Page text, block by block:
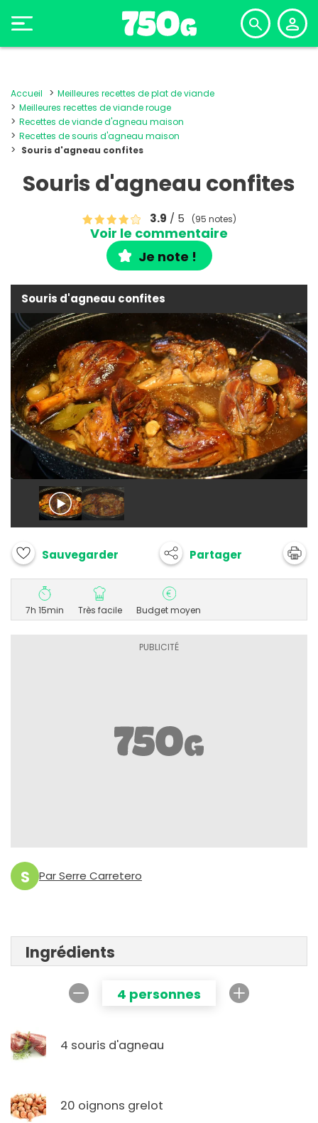
Accueil
Meilleures recettes de plat de viande
Meilleures recettes de viande rouge
Recettes de viande d'agneau maison
Recettes de souris d'agneau maison
Souris d'agneau confites
Souris d'agneau confites
3.9 / 5 (95 notes)
Voir le commentaire
Je note !
Souris d'agneau confites
Sauvegarder Partager
7h 15min Très facile Budget moyen
S Par Serre Carretero
Ingrédients
4 personnes
4 souris d'agneau
20 oignons grelot